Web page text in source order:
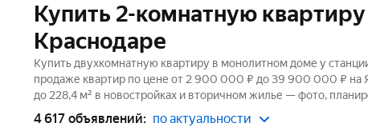
Купить 2-комнатную
Краснодаре
Купить двухкомнатную квартиру в монолитном доме у
продаже квартир по цене от 2 900 000 ₽ до 39 900 000 ₽ на
до 228,4 м² в новостройках и вторичном жилье — фото,
4 617 объявлений: по актуальности